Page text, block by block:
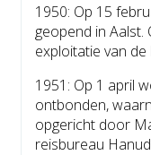
1950: Op 15
geopend in Aalst.
exploitatie van de
1951: Op 1 april
ontbonden,
opgericht door
reisbureau